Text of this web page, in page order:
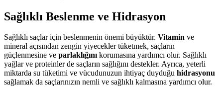
Sağlıklı Beslenme ve Hidrasyon
Sağlıklı saçlar için beslenmenin önemi büyüktür. Vitamin ve
mineral açısından zengin yiyecekler tüketmek, saçların
güçlenmesine ve parlaklığınıkorumasına yardımcı olur. Sağlıklı
yağlar ve proteinler de saçların sağlığını destekler. Ayrıca, yeterli
miktarda su tüketimi ve vücudunuzun ihtiyaç duyduğu hidrasyonu
sağlamak da saçlarınızın nemli ve sağlıklı kalmasına yardımcı olur.